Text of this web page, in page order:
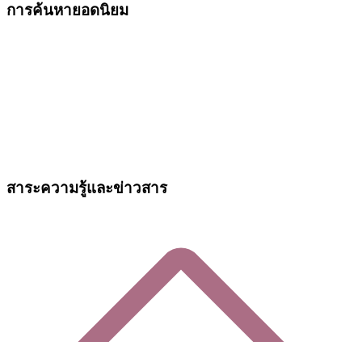
การค้นหายอดนิยม
สาระความรู้และข่าวสาร